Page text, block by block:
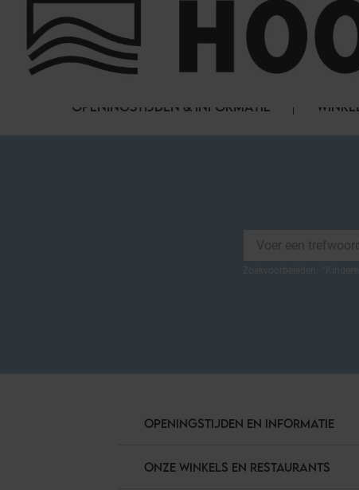
FAQ
HET WINKELCENTRUM
OPENINGSTIJDEN & INFORMATIE
OPENINGSTIJDEN EN INFORMATIE
ONZE WINKELS EN RESTAURANTS